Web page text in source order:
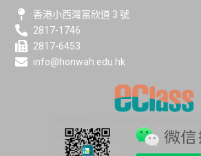
香港小西灣富欣道 3 號
2817-1746
2817-6453
info@honwah.edu.hk